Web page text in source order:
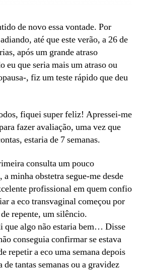
de novo essa vontade. Por
até que este verão, a 26 de
após um grande atraso
eu que seria mais um atraso ou
, fiz um teste rápido que deu
fiquei super feliz! Apressei-me
fazer avaliação, uma vez que
estaria de 7 semanas.
consulta um pouco
minha obstetra segue-me desde
profissional em quem confio
a eco transvaginal começou por
repente, um silêncio.
que algo não estaria bem… Disse
conseguia confirmar se estava
repetir a eco uma semana depois
de tantas semanas ou a gravidez